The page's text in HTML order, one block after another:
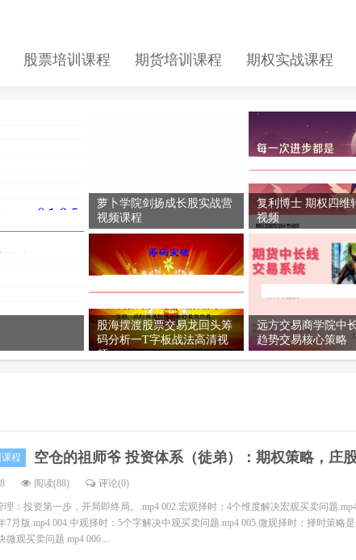
股票培训课程 期货培训课程 期权实战课程
萝卜学院剑扬成长股实战营
视频课程
复利博士 期权四维
视频
股海摆渡股票交易龙回头筹
码分析一T字板战法高清视
频
远方交易商学院中
趋势交易核心策略
程 空仓的祖师爷 投资体系（徒弟）：期权策略，庄
阅读(88) 评论(0)
理：投资第一步，开局即终局。.mp4 002.宏观择时：4个维度解决宏观买卖问题
7月版.mp4 004.中观择时：5个字解决中观买卖问题.mp4 005.微观择时：择时策略
微观买卖问题.mp4 006....